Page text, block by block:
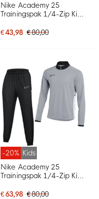
Nike Academy 25
Trainingspak 1/4-Zip Kids
€ 43,98 € 80,00
-20% Kids
Nike Academy 25
Trainingspak 1/4-Zip Kids
€ 63,98 € 80,00